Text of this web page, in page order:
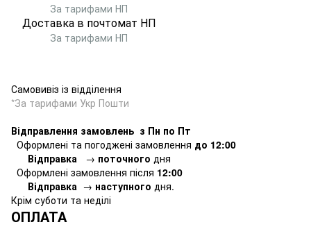
За тарифами НП
Доставка в почтомат НП
За тарифами НП
Самовивіз із відділення
*За тарифами Укр Пошти
Відправлення замовлень з Пн по Пт
Оформлені та погоджені замовлення до 12:00
Відправка
→ поточного дня
Оформлені замовлення після 12:00
Відправка → наступного дня.
Крім суботи та неділі
ОПЛАТА